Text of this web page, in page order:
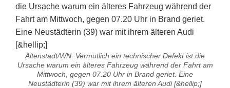
Altenstadt/WN. Vermutlich ein technischer Defekt ist die
Ursache warum ein älteres Fahrzeug während der Fahrt am
Mittwoch, gegen 07.20 Uhr in Brand geriet. Eine
Neustädterin (39) war mit ihrem älteren Audi [&hellip;]